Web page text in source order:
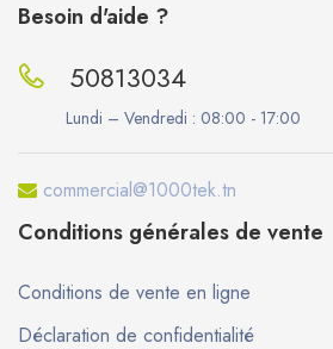
Besoin d'aide ?
50813034
Lundi – Vendredi : 08:00 - 17:00
commercial@1000tek.tn
Conditions générales de vente
Conditions de vente en ligne
Déclaration de confidentialité